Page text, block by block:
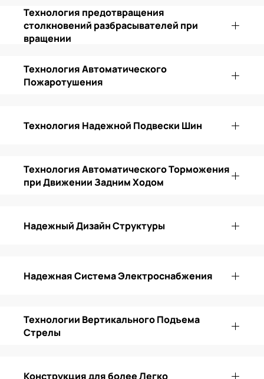
Технология предотвращения
столкновений разбрасывателей при
вращении
Технология Автоматического
Пожаротушения
Технология Надежной Подвески Шин
Технология Автоматического Торможения
при Движении Задним Ходом
Надежный Дизайн Структуры
Надежная Система Электроснабжения
Технологии Вертикального Подъема
Стрелы
Конструкция для более Легко